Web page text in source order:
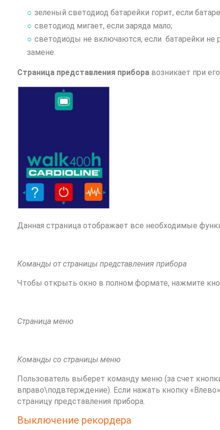
зеленый светодиод батарейки горит, если
светодиод мигает, если заряда мало;
светодиоды не включаются, если батарейки
замене.
Страница представления приборавозникает при
Данная страница отображает все необходимые
Команды от страницы представления прибора
Чтобы открыть окно в полном формате, нажмите
Страница меню
Команды со страницы меню
Пользователь выберет команду меню (за счет
вправо\подвтерждение). Если нажать кнопку
страницу представления прибора.
Выключение рекордера